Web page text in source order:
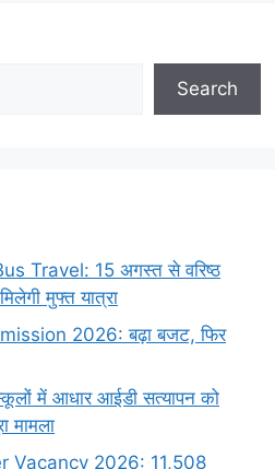
Search
Travel: 15 अगस्त से वरिष्ठ
मुफ्त यात्रा
2026: बढ़ा बजट, फिर
में आधार आईडी सत्यापन को
मामला
Vacancy 2026: 11,508